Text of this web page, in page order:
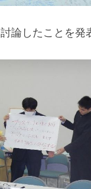
討論したことを発